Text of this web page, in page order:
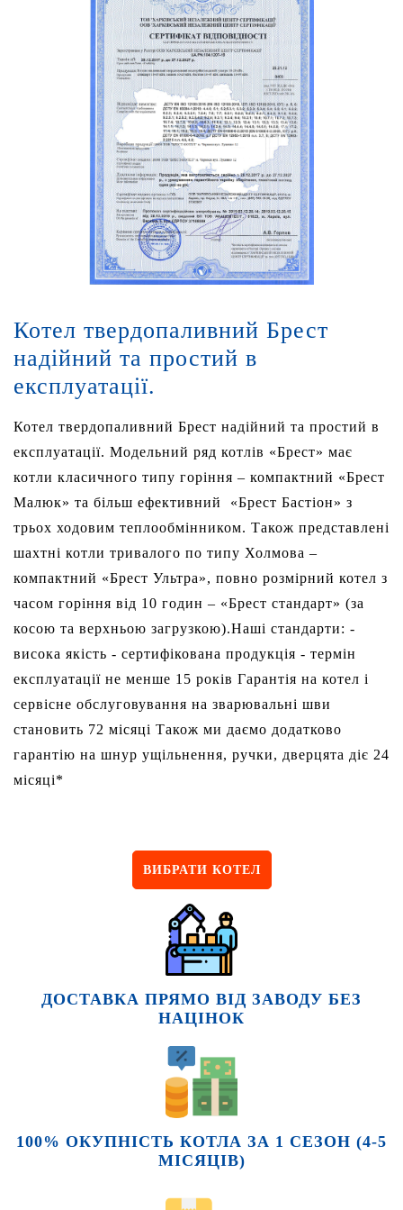
Котел твердопаливний Брест
надійний та простий в
експлуатації.
Котел твердопаливний Брест надійний та простий в
експлуатації. Модельний ряд котлів «Брест» має
котли класичного типу горіння – компактний «Брест
Малюк» та більш ефективний «Брест Бастіон» з
трьох ходовим теплообмінником. Також представлені
шахтні котли тривалого по типу Холмова –
компактний «Брест Ультра», повно розмірний котел з
часом горіння від 10 годин – «Брест стандарт» (за
косою та верхньою загрузкою).Наші стандарти: -
висока якість - сертифікована продукція - термін
експлуатації не менше 15 років Гарантія на котел і
сервісне обслуговування на зварювальні шви
становить 72 місяці Також ми даємо додатково
гарантію на шнур ущільнення, ручки, дверцята діє 24
місяці*
ВИБРАТИ КОТЕЛ
ДОСТАВКА ПРЯМО ВІД ЗАВОДУ БЕЗ
НАЦІНОК
100% ОКУПНІСТЬ КОТЛА ЗА 1 СЕЗОН (4-5
МІСЯЦІВ)